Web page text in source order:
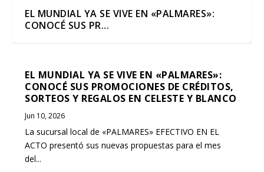
EL MUNDIAL YA SE VIVE EN «PALMARES»:
CONOCÉ SUS PR...
EL MUNDIAL YA SE VIVE EN «PALMARES»:
CONOCÉ SUS PROMOCIONES DE CRÉDITOS,
SORTEOS Y REGALOS EN CELESTE Y BLANCO
Jun 10, 2026
La sucursal local de «PALMARES» EFECTIVO EN EL
ACTO presentó sus nuevas propuestas para el mes
del...